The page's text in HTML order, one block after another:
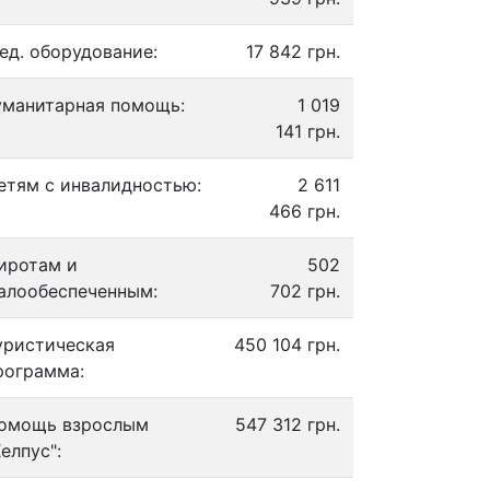
оборудование: 17 842 грн.
помощь:
1 019
141 грн.
с инвалидностью:
2 611
466 грн.
и
502
702 грн.
450 104 грн.
взрослым
547 312 грн.